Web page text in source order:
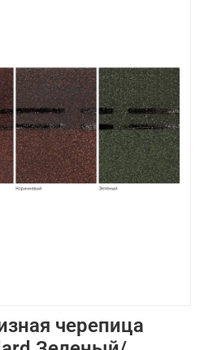
черепица